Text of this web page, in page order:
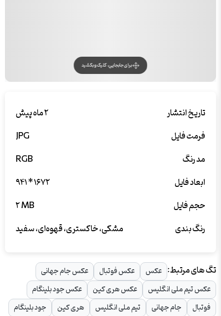
برای جابجایی، کلیک و بکشید
تاریخ انتشار
۲ ماه پیش
فرمت فایل
JPG
مد رنگ
RGB
ابعاد فایل
۹۴۱ * ۱۶۷۲
حجم فایل
۲ MB
رنگ بندی
مشکی، خاکستری، قهوه‌ای، سفید
تگ های مرتبط: عکس عکس فوتبال
عکس جام جهانی
عکس تیم ملی انگلیس
عکس هری کین
عکس جود بلینگام
فوتبال
جام جهانی تیم ملی انگلیس هری کین جود بلینگام